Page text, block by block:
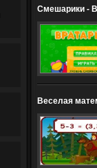
Смешарики -
Веселая